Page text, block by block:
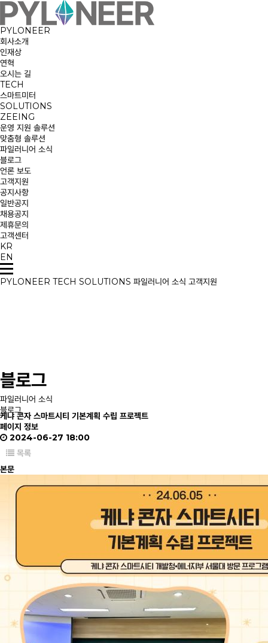
PYLONEER
회사소개
인재상
연혁
오시는 길
TECH
스마트미터
SOLUTIONS
ZEEING
운영 지원 솔루션
맞춤형 솔루션
파일러니어 소식
블로그
언론 보도
고객지원
공지사항
일반공지
채용공지
제휴문의
고객센터
KR
EN
PYLONEER TECH SOLUTIONS 파일러니어 소식 고객지원
블로그
파일러니어 소식
블로그
케냐 콘자 스마트시티 기본계획 수립 프로젝트
페이지 정보
2024-06-27 18:00
목록
본문